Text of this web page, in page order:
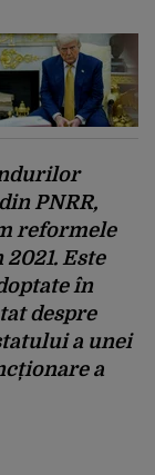
PNRR,
reformele
Este
în
despre
a unei
a